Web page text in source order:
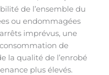
de l’ensemble du
ou endommagées
imprévus, une
de
la qualité de l’enrobé
plus élevés.